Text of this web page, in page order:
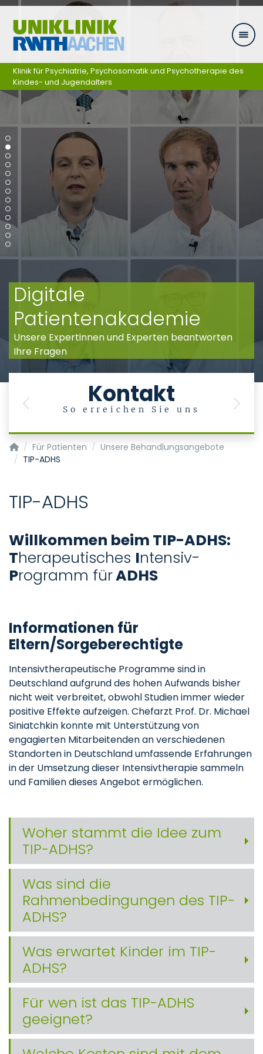
Zum Inhalt springen
Digitale
Patientenakademie
Unsere Expertinnen und Experten beantworten
Ihre Fragen
Kontakt
So erreichen Sie uns
Previous Next
Klinik für Psychiatrie, Psychosomatik und Psychotherapie des
Kindes- und Jugendalters
Klinik für Psychiatrie, Psychosomatik und Psychotherapie
Für Patienten
Unsere Behandlungsangebote
TIP-ADHS
TIP-ADHS
Willkommen beim TIP-ADHS:
Therapeutisches Intensiv-
Programm fürADHS
Informationen für
Eltern/Sorgeberechtigte
Intensivtherapeutische Programme sind in
Deutschland aufgrund des hohen Aufwands bisher
nicht weit verbreitet, obwohl Studien immer wieder
positive Effekte aufzeigen. Chefarzt Prof. Dr. Michael
Siniatchkin konnte mit Unterstützung von
engagierten Mitarbeitenden an verschiedenen
Standorten in Deutschland umfassende Erfahrungen
in der Umsetzung dieser Intensivtherapie sammeln
und Familien dieses Angebot ermöglichen.
Woher stammt die Idee zum
TIP-ADHS?
Was sind die
Rahmenbedingungen des TIP-
ADHS?
Was erwartet Kinder im TIP-
ADHS?
Für wen ist das TIP-ADHS
geeignet?